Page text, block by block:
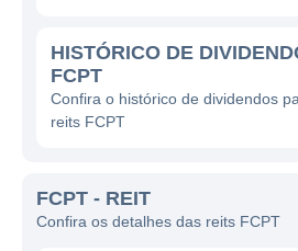
HISTÓRICO DE
FCPT
Confira o histórico de dividendos
reits FCPT
FCPT - REIT
Confira os detalhes das reits FCPT